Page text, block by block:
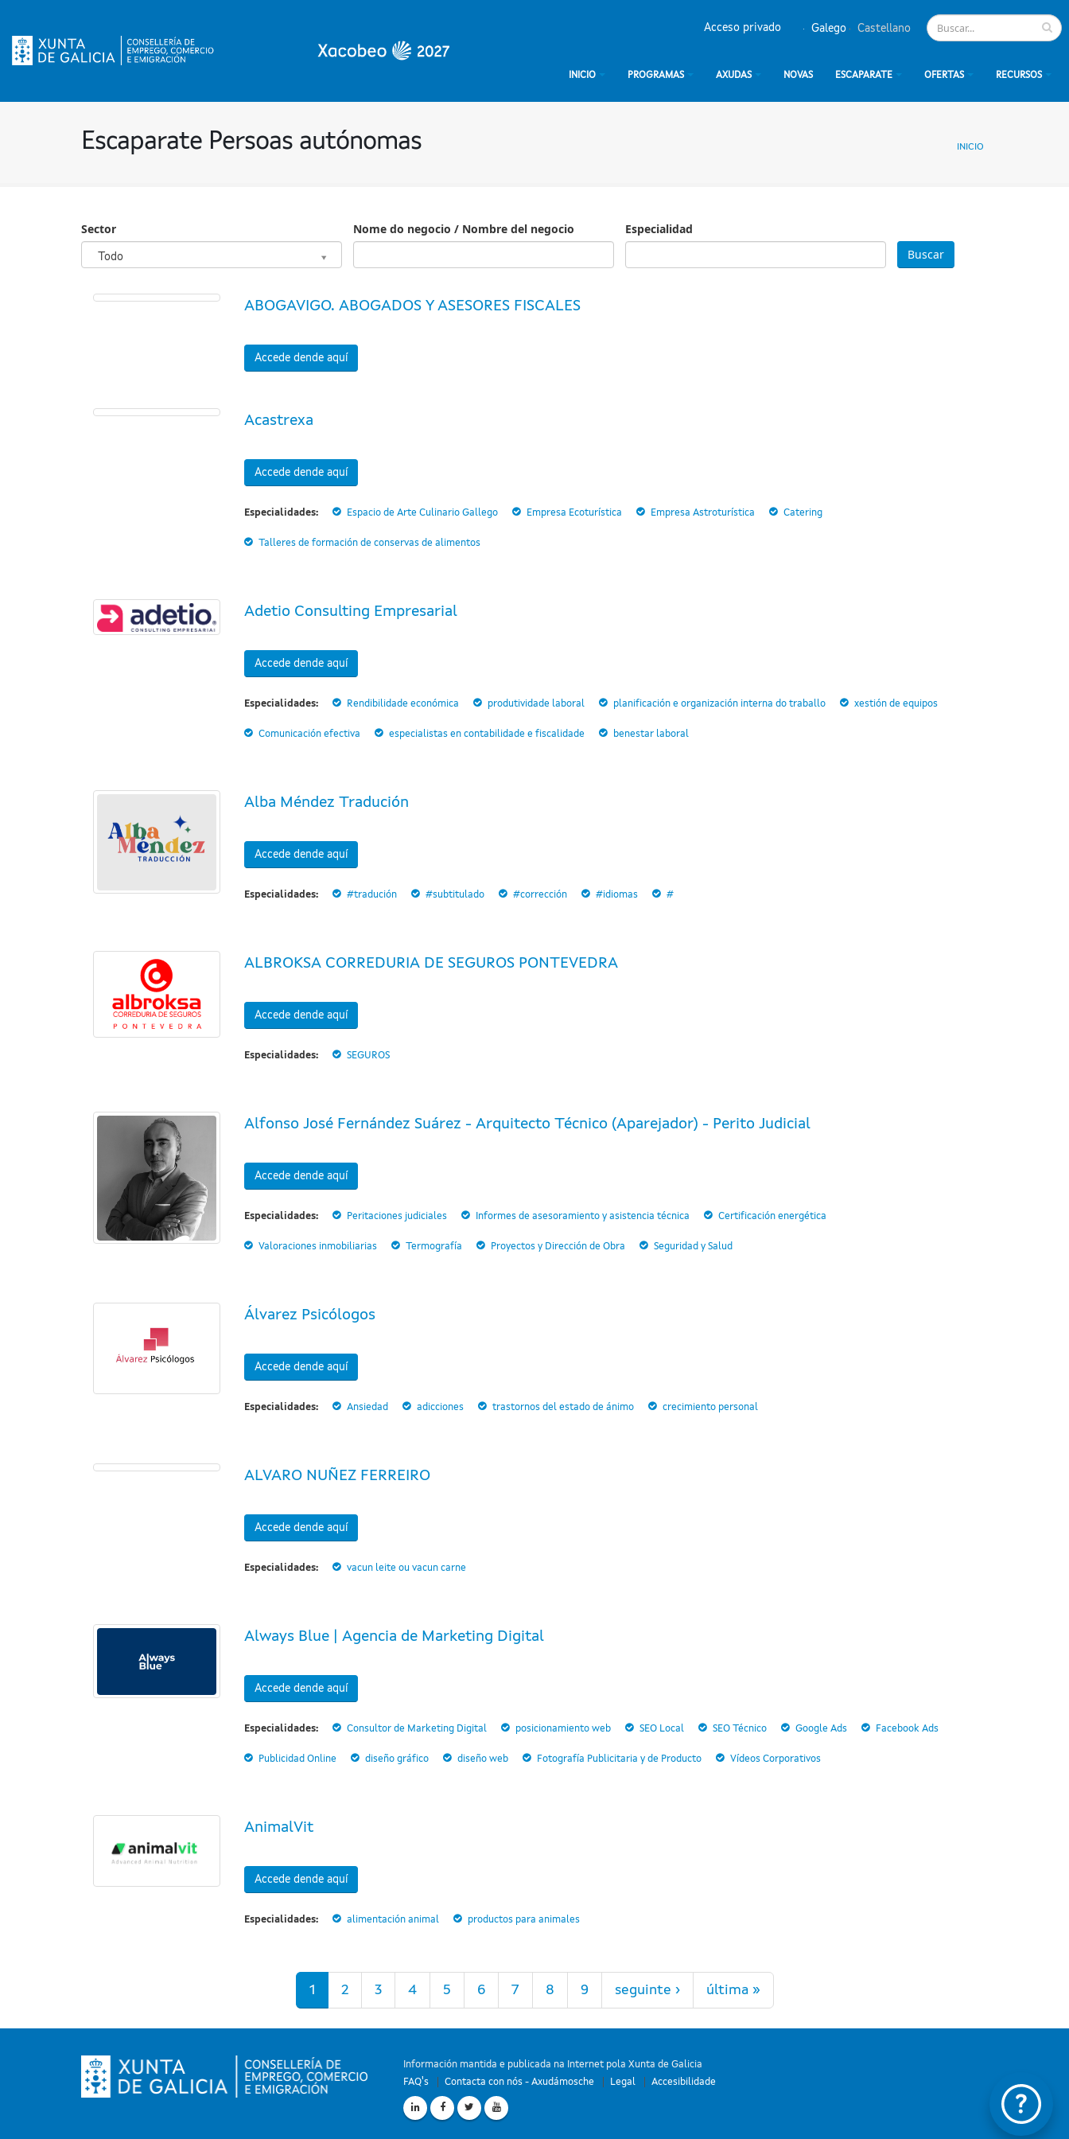
Galego Castellano
Acceso privado
INICIO PROGRAMAS AXUDAS NOVAS ESCAPARATE OFERTAS RECURSOS
Escaparate Persoas autónomas INICIO
Sector
Todo
Sector
Nome do negocio / Nombre del negocio
Especialidad
ABOGAVIGO. ABOGADOS Y ASESORES FISCALES
Accede dende aquí
Acastrexa
Accede dende aquí
Especialidades: Espacio de Arte Culinario Gallego Empresa Ecoturística Empresa Astroturística Catering
Talleres de formación de conservas de alimentos
Adetio Consulting Empresarial
Accede dende aquí
Especialidades: Rendibilidade económica produtividade laboral planificación e organización interna do traballo xestión de equipos
Comunicación efectiva especialistas en contabilidade e fiscalidade benestar laboral
Alba Méndez Tradución
Accede dende aquí
Especialidades: #tradución #subtitulado #corrección #idiomas #
ALBROKSA CORREDURIA DE SEGUROS PONTEVEDRA
Accede dende aquí
Especialidades: SEGUROS
Alfonso José Fernández Suárez - Arquitecto Técnico (Aparejador) - Perito Judicial
Accede dende aquí
Especialidades: Peritaciones judiciales Informes de asesoramiento y asistencia técnica Certificación energética
Valoraciones inmobiliarias Termografía Proyectos y Dirección de Obra Seguridad y Salud
Álvarez Psicólogos
Accede dende aquí
Especialidades: Ansiedad adicciones trastornos del estado de ánimo crecimiento personal
ALVARO NUÑEZ FERREIRO
Accede dende aquí
Especialidades: vacun leite ou vacun carne
Always Blue | Agencia de Marketing Digital
Accede dende aquí
Especialidades: Consultor de Marketing Digital posicionamiento web SEO Local SEO Técnico Google Ads Facebook Ads
Publicidad Online diseño gráfico diseño web Fotografía Publicitaria y de Producto Vídeos Corporativos
AnimalVit
Accede dende aquí
Especialidades: alimentación animal productos para animales
1 2 3 4 5 6 7 8 9 seguinte › última »
Información mantida e publicada na Internet pola Xunta de Galicia
FAQ's
Contacta con nós - Axudámosche Legal Accesibilidade